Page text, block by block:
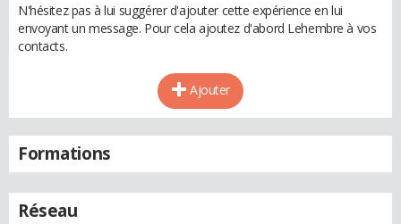
N'hésitez pas à lui suggérer d'ajouter cette expérience en lui
envoyant un message. Pour cela ajoutez d'abord Lehembre à vos
contacts.
Ajouter
Formations
Réseau